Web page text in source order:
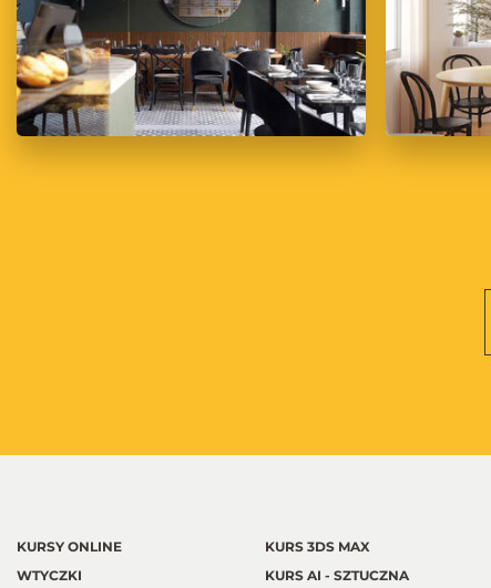
KURSY ONLINE
WTYCZKI
KURS 3DS MAX
KURS AI - SZTUCZNA